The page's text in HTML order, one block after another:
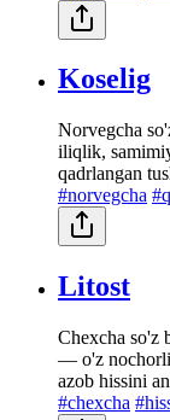
Koselig
Norvegcha
iliqlik,
qadrlangan
#norvegcha
Litost
Chexcha so'z
— o'z
azob hissini
#chexcha